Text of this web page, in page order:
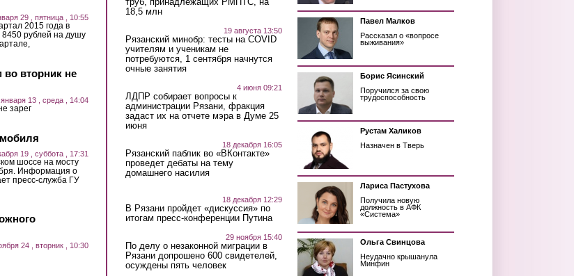
29 , пятница , 10:55
2015 года в
8450 рублей на душу
вторник не
13 , среда , 14:04
зарег
19 , суббота , 17:31
шоссе на мосту
Информация о
пресс-служба ГУ
24 , вторник , 10:30
18,5 млн
19 августа 13:50
Рязанский минобр: тесты на COVID
учителям и ученикам не
потребуются, 1 сентября начнутся
очные занятия
4 июня 09:21
ЛДПР собирает вопросы к
администрации Рязани, фракция
задаст их на отчете мэра в Думе 25
июня
18 декабря 16:05
Рязанский паблик во «ВКонтакте»
проведет дебаты на тему
домашнего насилия
18 декабря 12:29
В Рязани пройдет «дискуссия» по
итогам пресс-конференции Путина
29 ноября 15:40
По делу о незаконной миграции в
Рязани допрошено 600 свидетелей,
осуждены пять человек
Павел Малков
Рассказал о «вопросе
выживания»
Борис Ясинский
Поручился за свою
трудоспособность
Рустам Халиков
Назначен в Тверь
Лариса Пастухова
Получила новую
должность в АФК
«Система»
Ольга Свинцова
Неудачно крышанула
Минфин